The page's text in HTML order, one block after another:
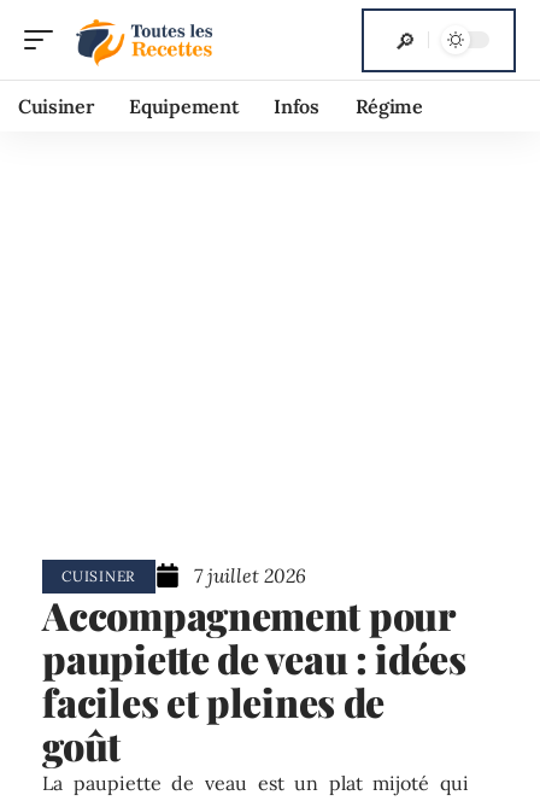
Cuisiner Equipement Infos Régime
CUISINER 7 juillet 2026
Accompagnement pour
paupiette de veau : idées
faciles et pleines de
goût
La paupiette de veau est un plat mijoté qui